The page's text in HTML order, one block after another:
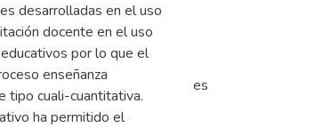
desarrolladas en el uso
docente en el uso
por lo que el
enseñanza
tipo cuali-cuantitativa.
ha permitido el
es